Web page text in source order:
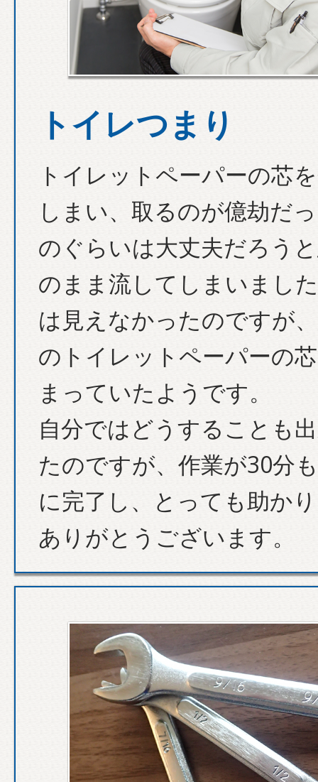
トイレつまり
トイレットペーパーの芯
しまい、取るのが億劫だ
のぐらいは大丈夫だろう
のまま流してしまいまし
は見えなかったのですが
のトイレットペーパーの
まっていたようです。
自分ではどうすることも
たのですが、作業が30分
に完了し、とっても助か
ありがとうございます。